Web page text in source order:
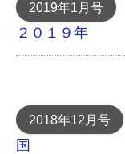
2019年1月号
２０１９年
2018年12月号
国